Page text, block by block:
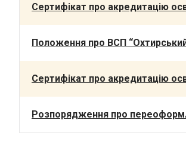
Сертифікат про акредитацію
Положення про ВСП
Сертифікат про акредитацію
Розпорядження про